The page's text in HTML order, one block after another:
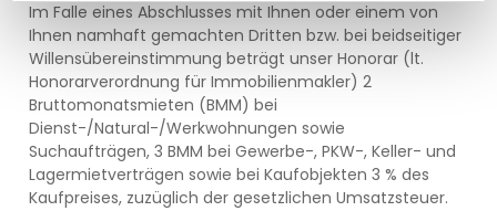
Im Falle eines Abschlusses mit Ihnen oder einem von
Ihnen namhaft gemachten Dritten bzw. bei beidseitiger
Willensübereinstimmung beträgt unser Honorar (lt.
Honorarverordnung für Immobilienmakler) 2
Bruttomonatsmieten (BMM) bei
Dienst-/Natural-/Werkwohnungen sowie
Suchaufträgen, 3 BMM bei Gewerbe-, PKW-, Keller- und
Lagermietverträgen sowie bei Kaufobjekten 3 % des
Kaufpreises, zuzüglich der gesetzlichen Umsatzsteuer.